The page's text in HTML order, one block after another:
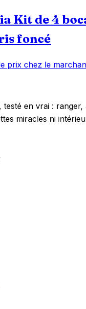
Kit de 4
foncé
prix chez le
testé en vrai : ranger,
miracles ni